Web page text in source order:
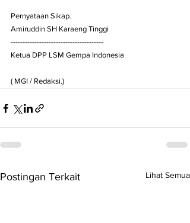
Pernyataan Sikap.
Amiruddin SH Karaeng Tinggi
---------------------------------------
Ketua DPP LSM Gempa Indonesia
( MGI / Redaksi.)
Postingan Terkait Lihat Semua